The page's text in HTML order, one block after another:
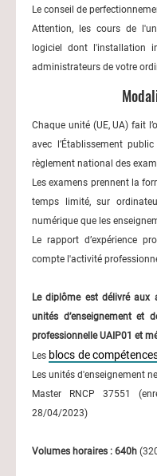
Le conseil de
Attention, les cours de
logiciel dont l'installation
administrateurs de votre
Chaque unité (UE, UA) fait
avec l’Établissement
règlement national des
Les examens prennent la
temps limité, sur
numérique que les
Le rapport d’expérience
compte l'activité
Le diplôme est délivré aux
unités d’enseignement et
professionnelle UAIP01 et
Les blocs de
Les unités d'enseignement
Master RNCP 37551
28/04/2023)
Volumes horaires : 640h